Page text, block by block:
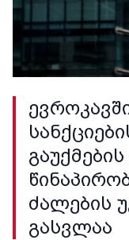
ძალების
გასვლაა